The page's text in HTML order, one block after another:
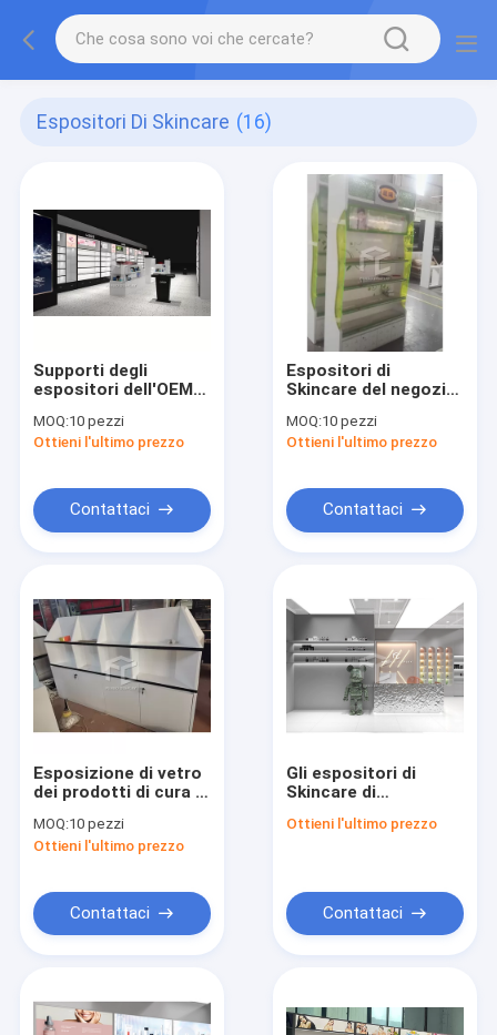
Espositori Di Skincare (16)
Supporti degli
espositori dell'OEM
MOQ:10 pezzi
Ottieni l'ultimo prezzo
Contattaci
Espositori di
Skincare del negozio
MOQ:10 pezzi
Ottieni l'ultimo prezzo
Contattaci
Esposizione di vetro
dei prodotti di cura di
MOQ:10 pezzi
Ottieni l'ultimo prezzo
Contattaci
Gli espositori di
Skincare di
nominano la mobilia
Ottieni l'ultimo prezzo
Contattaci